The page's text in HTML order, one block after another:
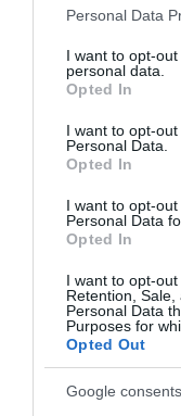
Please note that
not limited to your
grant or deny
use your data for
consent section.
Personal Data
I want to opt-
personal data.
Opted In
I want to opt-
Personal Data.
Opted In
I want to opt-
Personal Data
Opted In
I want to opt-out
Retention,
Personal Data
Purposes for
Opted Out
Google consents
PRONEWS.GR /ΚΥΒΕΡΝΗΣΗ
πυροσβέστες
30.07.2026 | 11:39